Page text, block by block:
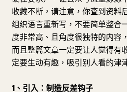
收藏不断，请注意，你查到资料
组织语言重新写，不要简单整合
度非常高、且角度很独特的内容
而且整篇文章一定要让人觉得有
定要生动有趣，吸引别人看的津
1、引入：制造反差钩子